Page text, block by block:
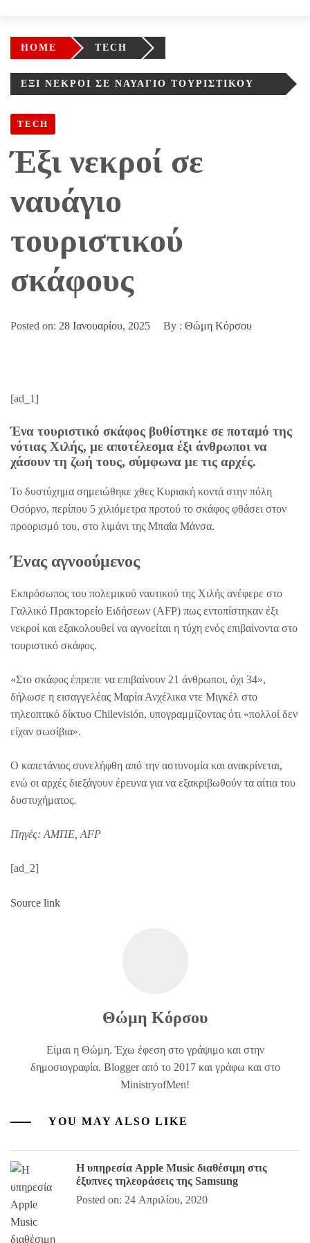
HOME TECH
ΈΞΙ ΝΕΚΡΟΊ ΣΕ ΝΑΥΆΓΙΟ ΤΟΥΡΙΣΤΙΚΟΎ
TECH
Έξι νεκροί σε
ναυάγιο
τουριστικού
σκάφους
Posted on: 28 Ιανουαρίου, 2025 By : Θώμη Κόρσου
[ad_1]
Ένα τουριστικό σκάφος βυθίστηκε σε ποταμό της
νότιας Χιλής, με αποτέλεσμα έξι άνθρωποι να
χάσουν τη ζωή τους, σύμφωνα με τις αρχές.
Το δυστύχημα σημειώθηκε χθες Κυριακή κοντά στην πόλη
Οσόρνο, περίπου 5 χιλιόμετρα προτού το σκάφος φθάσει στον
προορισμό του, στο λιμάνι της Μπαΐα Μάνσα.
Ένας αγνοούμενος
Εκπρόσωπος του πολεμικού ναυτικού της Χιλής ανέφερε στο
Γαλλικό Πρακτορείο Ειδήσεων (AFP) πως εντοπίστηκαν έξι
νεκροί και εξακολουθεί να αγνοείται η τύχη ενός επιβαίνοντα στο
τουριστικό σκάφος.
«Στο σκάφος έπρεπε να επιβαίνουν 21 άνθρωποι, όχι 34»,
δήλωσε η εισαγγελέας Μαρία Ανχέλικα ντε Μιγκέλ στo
τηλεοπτικό δίκτυο Chilevisión, υπογραμμίζοντας ότι «πολλοί δεν
είχαν σωσίβια».
Ο καπετάνιος συνελήφθη από την αστυνομία και ανακρίνεται,
ενώ οι αρχές διεξάγουν έρευνα για να εξακριβωθούν τα αίτια του
δυστυχήματος.
Πηγές: ΑΜΠΕ, AFP
[ad_2]
Source link
Θώμη Κόρσου
Είμαι η Θώμη. Έχω έφεση στο γράψιμο και στην
δημοσιογραφία. Blogger από το 2017 και γράφω και στο
MinistryofMen!
YOU MAY ALSO LIKE
Η υπηρεσία Apple Music διαθέσιμη στις
έξυπνες τηλεοράσεις της Samsung
Posted on: 24 Απριλίου, 2020